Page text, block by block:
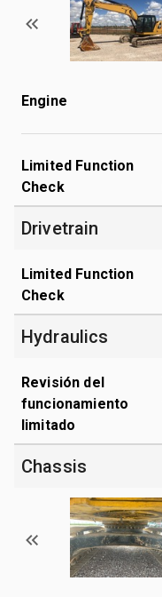
Engine
Limited Function
Check
Drivetrain
Limited Function
Check
Hydraulics
Revisión del
funcionamiento
limitado
Chassis